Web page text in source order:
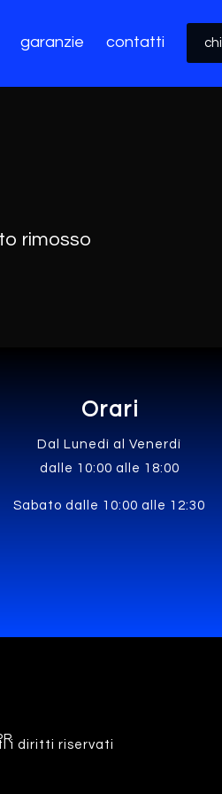
garanzie contatti
rimosso
Orari
Dal Lunedì al Venerdì
dalle 10:00 alle 18:00
Sabato dalle 10:00 alle 12:30
i diritti riservati